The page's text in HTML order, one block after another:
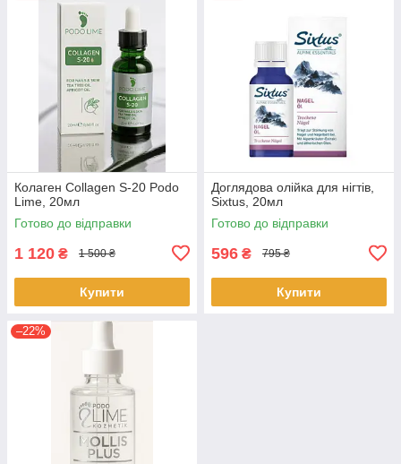
Колаген Collagen S-20 Podo
Lime, 20мл
Готово до відправки
1 120 ₴ 1 500 ₴
Купити
Доглядова олійка для нігтів,
Sixtus, 20мл
Готово до відправки
596 ₴ 795 ₴
Купити
–22%